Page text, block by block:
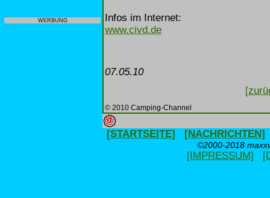
WERBUNG
Infos im Internet:
www.civd.de
07.05.10
© 2010 Camping-Channel
[STARTSEITE] [NACHRICHTEN]
©2000-2018
[IMPRESSUM]